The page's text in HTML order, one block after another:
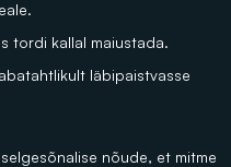
tordi kallal maiustada.
läbipaistvasse
nõude, et mitme